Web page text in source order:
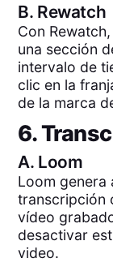
B. Rewatch
Con
una sección
intervalo de
clic en la
de la marca
6.
A. Loom
Loom genera
transcripción
vídeo
desactivar
video.